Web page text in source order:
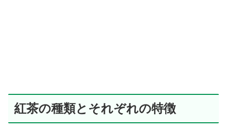
紅茶の種類とそれぞれの特徴